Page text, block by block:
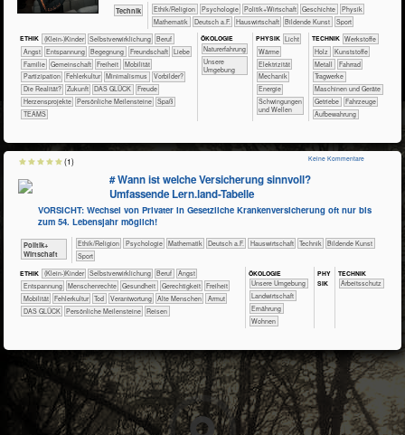
​Technik ​​​​​​​​​​Ethik/​Religion ​​​​​​​​​​Psychologie ​​​​​​​​​Politik+​Wirtschaft ​​​​​​​​Geschichte
​​​​​​​Physik
​​​​​​Mathematik
​​​Deutsch a.F. ​Haus­wirtschaft Bildende Kunst
Sport
ETHIK (Klein-)Kinder ​​​​​​​​​​​​​​​​​​​​​​​​​​​​​​​​​​​​​​​​Selbst­verwirklichung
​​​​​​​​​​​​​​​Beruf
​​​​​​​​​​​​​Angst
​​​​​​​​​​​​​Entspannung ​​​​​​​​​​​​Begegnung ​​​​​​​​​​​​Freundschaft
​​​​​​​​​​​​Liebe
​​​​​​​​​​​Familie
​​​​​​​​​​Gemeinschaft ​​​Freiheit
​​​Mobilität
​​​Partizipation
​​Fehlerkultur ​​Minimalismus
​​Vorbilder?
​Die Realität?
​Zukunft DAS GLÜCK
Freude
Herzensprojekte
Persönliche Meilensteine
Spaß
TEAMS
ÖKO​LOGIE
​​​​​​​​​​​​​Naturerfahrung
​​​​​​​​​​​​​Unsere
Umgebung
PHY​SIK ​​​​​Licht
​​​​​Wärme
​​​Elektrizität
​​​Mechanik
​​Energie
​Schwingungen
und Wellen
TECH​NIK ​​​​​​​​​Werkstoffe
​​​​​​​​Holz
​​​​​​​​Kunststoffe
​​​​​​​​Metall
​​​​​​​Fahrrad
​​​​​Tragwerke
​​​​Maschinen und Geräte
​​Getriebe
​Fahrzeuge
Aufbewahrung
# Wann ist welche Versicherung sinnvoll?
Umfassende Lern.land-Tabelle
VORSICHT: Wechsel von Privater in Gesetzliche Krankenversicherung oft nur bis
zum 54. Lebensjahr möglich!
​​​​​​​​​Politik+​
Wirtschaft
​​​​​​​​​​Ethik/​Religion ​​​​​​​​​​Psychologie ​​​​​​Mathematik ​​​Deutsch a.F. ​Haus­wirtschaft ​Technik
Bildende Kunst
Sport
ETHIK (Klein-)Kinder ​​​​​​​​​​​​​​​​​​​​​​​​​​​​​​​​​​​​​​​​Selbst­verwirklichung ​​​​​​​​​​​​​​​Beruf
​​​​​​​​​​​​​Angst
​​​​​​​​​​​​​Entspannung
​​​​​​​Menschenrechte ​​​​​​Gesundheit ​​​​Gerechtigkeit
​​​Freiheit
​​​Mobilität
​​Fehlerkultur ​​Tod ​​Verantwortung Alte Menschen
Armut
DAS GLÜCK
Persönliche Meilensteine Reisen
ÖKO​LOGIE
​​​​​​​​​​​​​Unsere Umgebung
​​​​​Landwirtschaft
​​​​Ernährung
​​​​Wohnen
PHY​
SIK
TECH​NIK
​​​​​​Arbeitsschutz
Keine Kommentare
(1)